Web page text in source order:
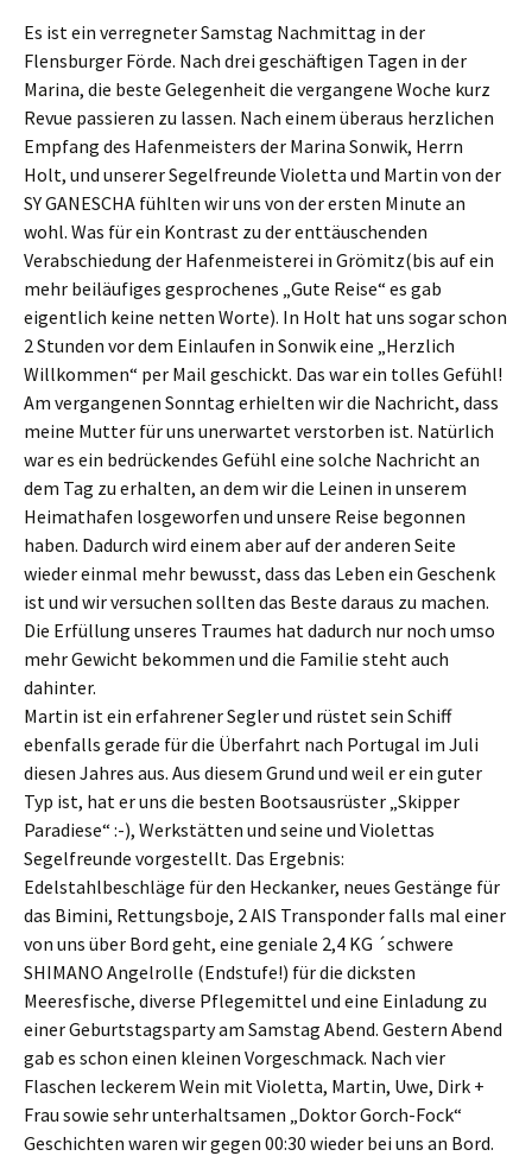
Es ist ein verregneter Samstag Nachmittag in der
Flensburger Förde. Nach drei geschäftigen Tagen in der
Marina, die beste Gelegenheit die vergangene Woche kurz
Revue passieren zu lassen. Nach einem überaus herzlichen
Empfang des Hafenmeisters der Marina Sonwik, Herrn
Holt, und unserer Segelfreunde Violetta und Martin von der
SY GANESCHA fühlten wir uns von der ersten Minute an
wohl. Was für ein Kontrast zu der enttäuschenden
Verabschiedung der Hafenmeisterei in Grömitz(bis auf ein
mehr beiläufiges gesprochenes „Gute Reise“ es gab
eigentlich keine netten Worte). In Holt hat uns sogar schon
2 Stunden vor dem Einlaufen in Sonwik eine „Herzlich
Willkommen“ per Mail geschickt. Das war ein tolles Gefühl!
Am vergangenen Sonntag erhielten wir die Nachricht, dass
meine Mutter für uns unerwartet verstorben ist. Natürlich
war es ein bedrückendes Gefühl eine solche Nachricht an
dem Tag zu erhalten, an dem wir die Leinen in unserem
Heimathafen losgeworfen und unsere Reise begonnen
haben. Dadurch wird einem aber auf der anderen Seite
wieder einmal mehr bewusst, dass das Leben ein Geschenk
ist und wir versuchen sollten das Beste daraus zu machen.
Die Erfüllung unseres Traumes hat dadurch nur noch umso
mehr Gewicht bekommen und die Familie steht auch
dahinter.
Martin ist ein erfahrener Segler und rüstet sein Schiff
ebenfalls gerade für die Überfahrt nach Portugal im Juli
diesen Jahres aus. Aus diesem Grund und weil er ein guter
Typ ist, hat er uns die besten Bootsausrüster „Skipper
Paradiese“ :-), Werkstätten und seine und Violettas
Segelfreunde vorgestellt. Das Ergebnis:
Edelstahlbeschläge für den Heckanker, neues Gestänge für
das Bimini, Rettungsboje, 2 AIS Transponder falls mal einer
von uns über Bord geht, eine geniale 2,4 KG ´schwere
SHIMANO Angelrolle (Endstufe!) für die dicksten
Meeresfische, diverse Pflegemittel und eine Einladung zu
einer Geburtstagsparty am Samstag Abend. Gestern Abend
gab es schon einen kleinen Vorgeschmack. Nach vier
Flaschen leckerem Wein mit Violetta, Martin, Uwe, Dirk +
Frau sowie sehr unterhaltsamen „Doktor Gorch-Fock“
Geschichten waren wir gegen 00:30 wieder bei uns an Bord.